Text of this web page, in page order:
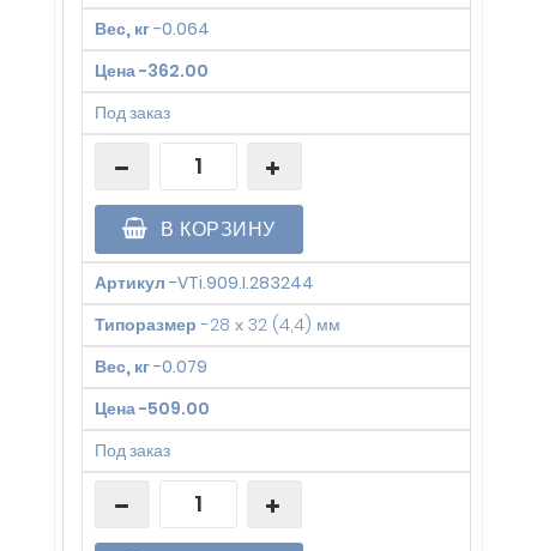
Вес, кг-0.064
Цена-362.00
Под заказ
В КОРЗИНУ
Артикул -VTi.909.I.283244
Типоразмер -28 х 32 (4,4) мм
Вес, кг-0.079
Цена-509.00
Под заказ